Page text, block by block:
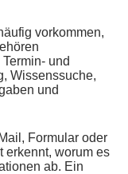
vorkommen,
und
Wissenssuche,
und
Formular oder
erkennt, worum es
ab. Ein